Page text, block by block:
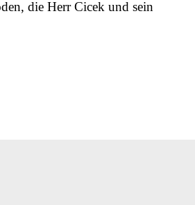
die Herr Cicek und sein